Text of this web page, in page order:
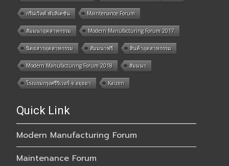
กรีนเวิลด์ พับลิเคชั่น Maintenance Forum
สัมมนาอุตสาหกรรม Modern Manufacturing Forum 2017
นิตยสารอุตสาหกรรม สัมมนาฟรี สินค้าอุตสาหกรรม
Modern Manufacturing Forum 2018 สัมมนา
โรงแรมกรุงศรีริเวอร์ จ.อยุธยา Kaizen
Quick Link
Modern Manufacturing Forum
Maintenance Forum